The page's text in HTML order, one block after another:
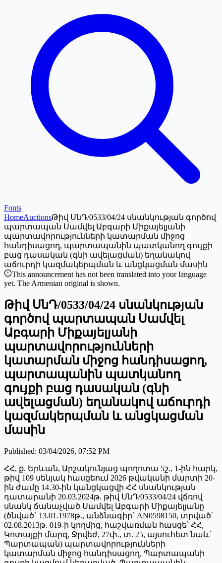
Fonts
HomeAuctionsԹիվ ՍնԴ/0533/04/24 սնանկության գործով
պարտապան Սամվել Աբգարի Միքայելյանի
պարտավորությունների կատարման միջոց
հանդիսացող, պարտապանին պատկանող գույքի
բաց դասական (գնի ավելացման) եղանակով
աճուրդի կազմակերպման և անցկացման մասին
This announcement has not been translated into your language
yet. The Armenian original is shown.
Թիվ ՍնԴ/0533/04/24 սնանկության
գործով պարտապան Սամվել
Աբգարի Միքայելյանի
պարտավորությունների
կատարման միջոց հանդիսացող,
պարտապանին պատկանող
գույքի բաց դասական (գնի
ավելացման) եղանակով աճուրդի
կազմակերպման և անցկացման
մասին
Published: 03/04/2026, 07:52 PM
ՀՀ, ք. Երևան, Արշակունյաց պողոտա 5շ., 1-ին հարկ,
թիվ 109 սենյակ հասցեում 2026 թվականի մարտի 20-
ին ժամը 14.30-ին կանցկացվի ՀՀ սնանկության
դատարանի 20.03.2024թ. թիվ ՍնԴ/0533/04/24 վճռով
սնանկ ճանաչված Սամվել Աբգարի Միքայելյանը
(ծնված` 13.01.1978թ., անձնագիր` AN0598150, տրված՝
02.08.2013թ. 019-ի կողմից, հաշվառման հասցե՝ ՀՀ,
Կոտայքի մարզ, Ջրվեժ, 27փ., տ. 25, այսուհետ նաև՝
Պարտապան) պարտավորությունների
կատարման միջոց հանդիսացող, Պարտապանի